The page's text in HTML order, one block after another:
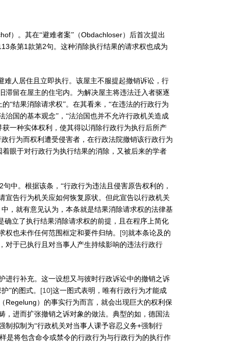
）。其在“避难者案”（Obdachloser）后首次提出
条第1 款第2句。这种消除执行结果的请求权也成为
难人居住且立即执行。该屋主不服提起撤销诉讼，行
滞留在屋主的住宅内。为解决屋主将违法迁入者驱逐
“结果消除请求权”。在其看来，“在违法的行政行为
国的基本观念”，“法治国也并不允许行政机关造成
一种实体权利，使其得以消除行政行为执行后所产
行为而权利遭受侵害者，在行政法院撤销该行政行为
着眼于对行政行为执行结果的消除，又被后来的学者
2句中。根据该条，“行政行为违法且侵害原告权利的，
宣告行为机关应如何恢复原状。但此宣告以行政机关
，就有意见认为，本条就是结果消除请求权的法律基
确立了执行结果消除请求权的前提，且在程序上简化
也未作任何范围框定和要件归纳。 [9]就本条论及的
对于已执行且对当事人产生持续影响的违法行政行
进行补充。这一设想又与彼时行政诉讼中的撤销之诉
”的图式。 [10]这一图式表明，唯有行政行为才能成
Regelung ）的事实行为而言，就会出现巨大的权利保
，进而扩张撤销之诉对象的做法。典型的如，德国法
制拟制为“行政机关对当事人课予容忍义务+强制行
是将包含命令或禁令的行政行为与行政行为的执行作